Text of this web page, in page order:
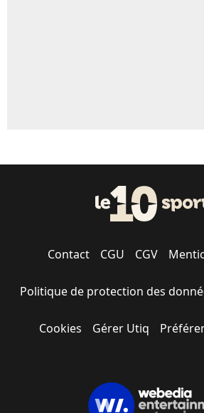
Contact CGU CGV
Politique de protection des
Cookies Gérer Utiq